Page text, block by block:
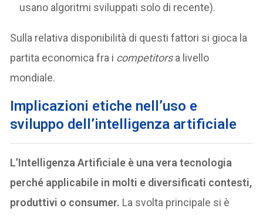
usano algoritmi sviluppati solo di recente).
Sulla relativa disponibilità di questi fattori si gioca la
partita economica fra i competitorsa livello
mondiale.
Implicazioni etiche nell’uso e
sviluppo dell’intelligenza artificiale
L’Intelligenza Artificiale è una vera tecnologia
perché applicabile in molti e diversificati contesti,
produttivi o consumer. La svolta principale si è